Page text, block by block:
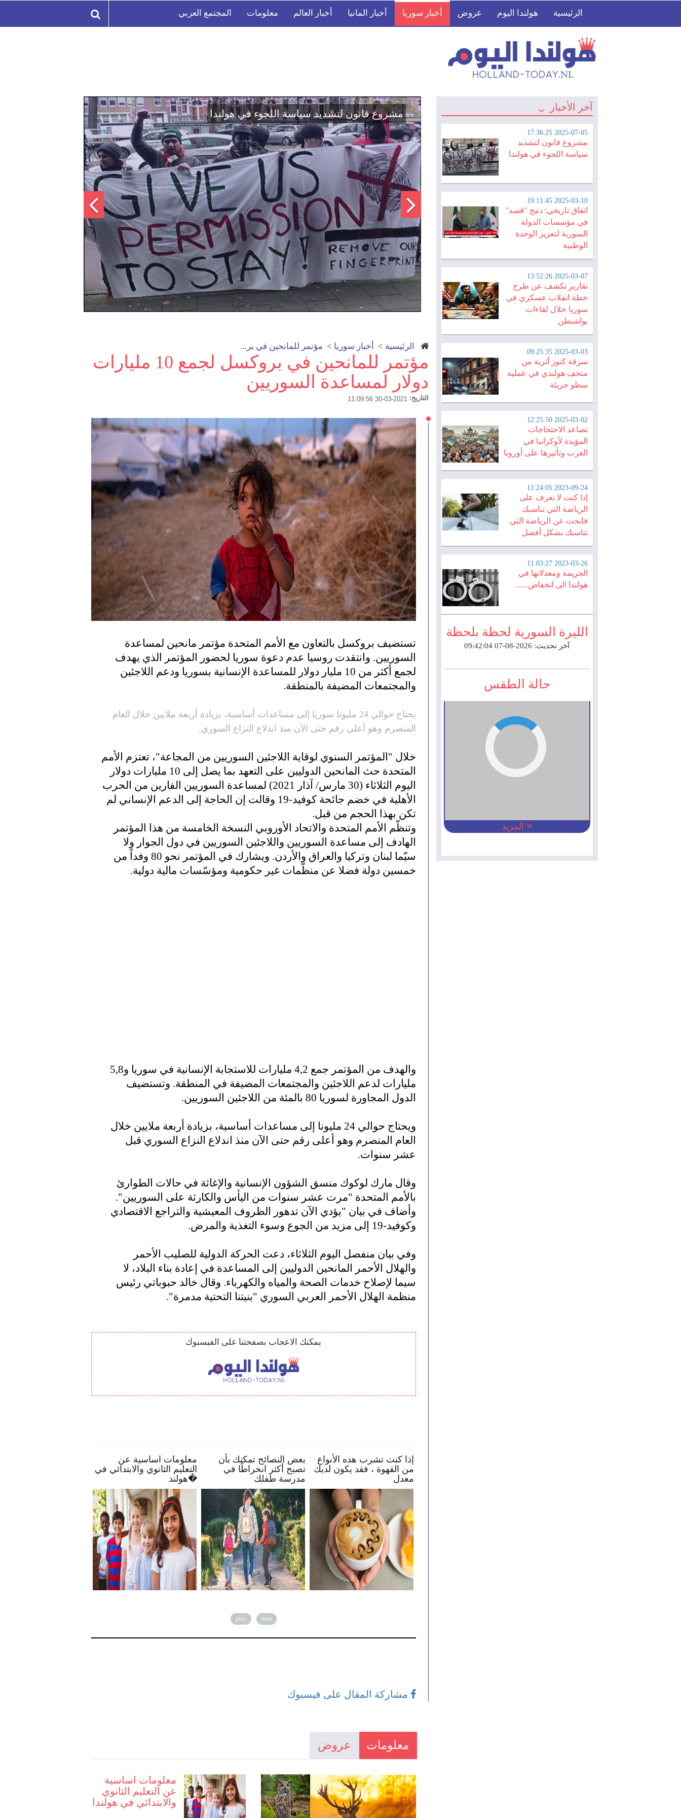
الرئيسية هولندا اليوم عروض أخبار سوريا أخبار المانيا أخبار العالم معلومات المجتمع العربي
آخر الأخبار
2025-07-05 17:36:25
مشروع قانون لتشديد
سياسة اللجوء في هولندا
2025-03-10 19:11:45
اتفاق تاريخي: دمج "قسد"
في مؤسسات الدولة
السورية لتعزيز الوحدة
الوطنية
2025-03-07 13:52:26
تقارير تكشف عن طرح
خطة انقلاب عسكري في
سوريا خلال لقاءات
بواشنطن
2025-03-03 09:25:35
سرقة كنوز أثرية من
متحف هولندي في عملية
سطو جريئة
2025-03-02 12:25:50
تصاعد الاحتجاجات
المؤيدة لأوكرانيا في
الغرب وتأثيرها على أوروبا
2023-09-24 11:24:05
إذا كنت لا تعرف على
الرياضة التي تناسبك
فابحث عن الرياضة التي
تناسبك بشكل أفضل
2023-03-26 11:03:27
الجريمة ومعدلاتها في
هولندا الى انخفاض......
الليرة السورية لحظة بلحظة
آخر تحديث: 2026-08-07 09:42:04
حالة الطقس
المزيد
اتفاق تاريخي: دمج "قسد" في مؤسسات الدولة السورية لتعزيز الوحدة
الوطنية
الرئيسية > أخبار سوريا > مؤتمر للمانحين في بر...
مؤتمر للمانحين في بروكسل لجمع 10 مليارات
دولار لمساعدة السوريين
التاريخ:
تستضيف بروكسل بالتعاون مع الأمم المتحدة مؤتمر مانحين لمساعدة
السوريين. وانتقدت روسيا عدم دعوة سوريا لحضور المؤتمر الذي يهدف
لجمع أكثر من 10 مليار دولار للمساعدة الإنسانية بسوريا ودعم اللاجئين
والمجتمعات المضيفة بالمنطقة.
يحتاج حوالي 24 مليونا سوريا إلى مساعدات أساسية، بزيادة أربعة ملايين خلال العام
المنصرم وهو أعلى رقم حتى الآن منذ اندلاع النزاع السوري.
خلال "المؤتمر السنوي لوقاية اللاجئين السوريين من المجاعة"، تعتزم الأمم
المتحدة حث المانحين الدوليين على التعهد بما يصل إلى 10 مليارات دولار
اليوم الثلاثاء (30 مارس/ آذار 2021) لمساعدة السوريين الفارين من الحرب
الأهلية في خضم جائحة كوفيد-19 وقالت إن الحاجة إلى الدعم الإنساني لم
تكن بهذا الحجم من قبل.
وتنظّم الأمم المتحدة والاتحاد الأوروبي النسخة الخامسة من هذا المؤتمر
الهادف إلى مساعدة السوريين واللاجئين السوريين في دول الجوار ولا
سيّما لبنان وتركيا والعراق والأردن. ويشارك في المؤتمر نحو 80 وفداً من
خمسين دولة فضلا عن منظّمات غير حكومية ومؤسّسات مالية دولية.
والهدف من المؤتمر جمع 4,2 مليارات للاستجابة الإنسانية في سوريا و5,8
مليارات لدعم اللاجئين والمجتمعات المضيفة في المنطقة. وتستضيف
الدول المجاورة لسوريا 80 بالمئة من اللاجئين السوريين.
ويحتاج حوالي 24 مليونا إلى مساعدات أساسية، بزيادة أربعة ملايين خلال
العام المنصرم وهو أعلى رقم حتى الآن منذ اندلاع النزاع السوري قبل
عشر سنوات.
وقال مارك لوكوك منسق الشؤون الإنسانية والإغاثة في حالات الطوارئ
بالأمم المتحدة "مرت عشر سنوات من اليأس والكارثة على السوريين".
وأضاف في بيان "يؤدي الآن تدهور الظروف المعيشية والتراجع الاقتصادي
وكوفيد-19 إلى مزيد من الجوع وسوء التغذية والمرض.
وفي بيان منفصل اليوم الثلاثاء، دعت الحركة الدولية للصليب الأحمر
والهلال الأحمر المانحين الدوليين إلى المساعدة في إعادة بناء البلاد، لا
سيما لإصلاح خدمات الصحة والمياه والكهرباء. وقال خالد حبوباتي رئيس
منظمة الهلال الأحمر العربي السوري "بنيتنا التحتية مدمرة".
يمكنك الاعجاب بصفحتنا على الفيسبوك
التعليم الثانوي والابتدائي
بعض النصائح تمكنك بأن
تصبح أكثر انخراطًا في
مدرسة طفلك
إذا كنت تشرب هذه الأنواع
من القهوة ، فقد يكون لديك
معدل
كيف تساعد طفلك في البقاء
بأمان عبر الإنترنت
prev next
مشاركة المقال على فيسبوك
معلومات عروض
معلومات اساسية
عن التعليم الثانوي
والابتدائي في هولندا